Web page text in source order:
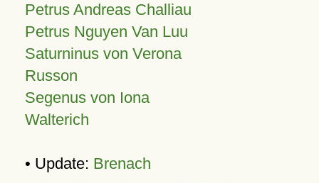
Petrus Andreas Challiau
Petrus Nguyen Van Luu
Saturninus von Verona
Russon
Segenus von Iona
Walterich
• Update: Brenach